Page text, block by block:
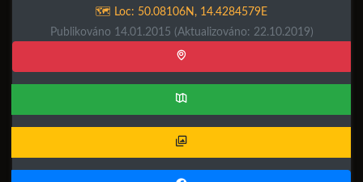
🗺️ Loc: 50.08106N , 14.4284579E
Publikováno 14.01.2015 (Aktualizováno: 22.10.2019)